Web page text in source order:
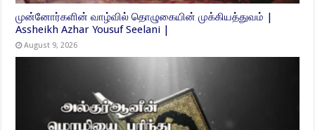
முன்னோர்களின் வாழ்வில் தொழுகையின் முக்கியத்துவம் |
Assheikh Azhar Yousuf Seelani |
August 9, 2026